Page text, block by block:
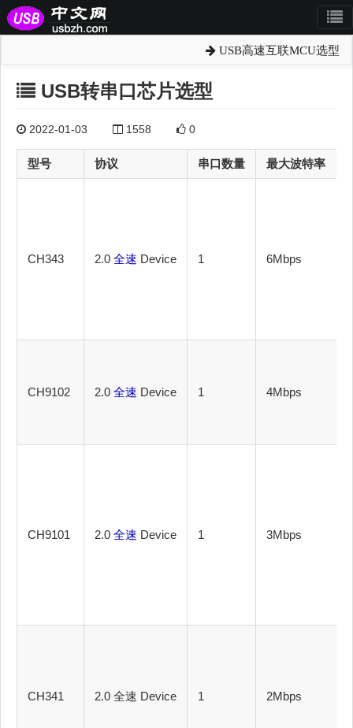
USB高速互联MCU选型
USB转串口芯片选型
2022-01-03 1558 0
型号 协议 串口数量 最大波特率
CH343 2.0 全速 Device 1 6Mbps
CH9102 2.0 全速 Device 1 4Mbps
CH9101 2.0 全速 Device 1 3Mbps
CH341 2.0 全速 Device 1 2Mbps